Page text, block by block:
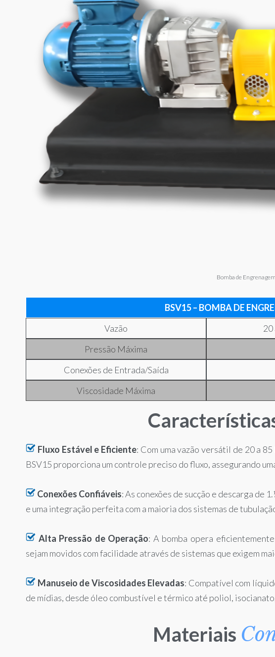
Bomba de
BSV15 – BOMBA DE
Vazão
Pressão Máxima
Conexões de Entrada/Saída
Viscosidade Máxima
Fluxo Estável e Eficiente: Com uma vazão versátil de 20 a
BSV15 proporciona um controle preciso do fluxo, assegurando
Conexões Confiáveis: As conexões de sucção e descarga de
e uma integração perfeita com a maioria dos sistemas de
Alta Pressão de Operação: A bomba opera
sejam movidos com facilidade através de sistemas que exigem
Manuseio de Viscosidades Elevadas: Compatível com
de mídias, desde óleo combustível e térmico até poliol,
Materiais